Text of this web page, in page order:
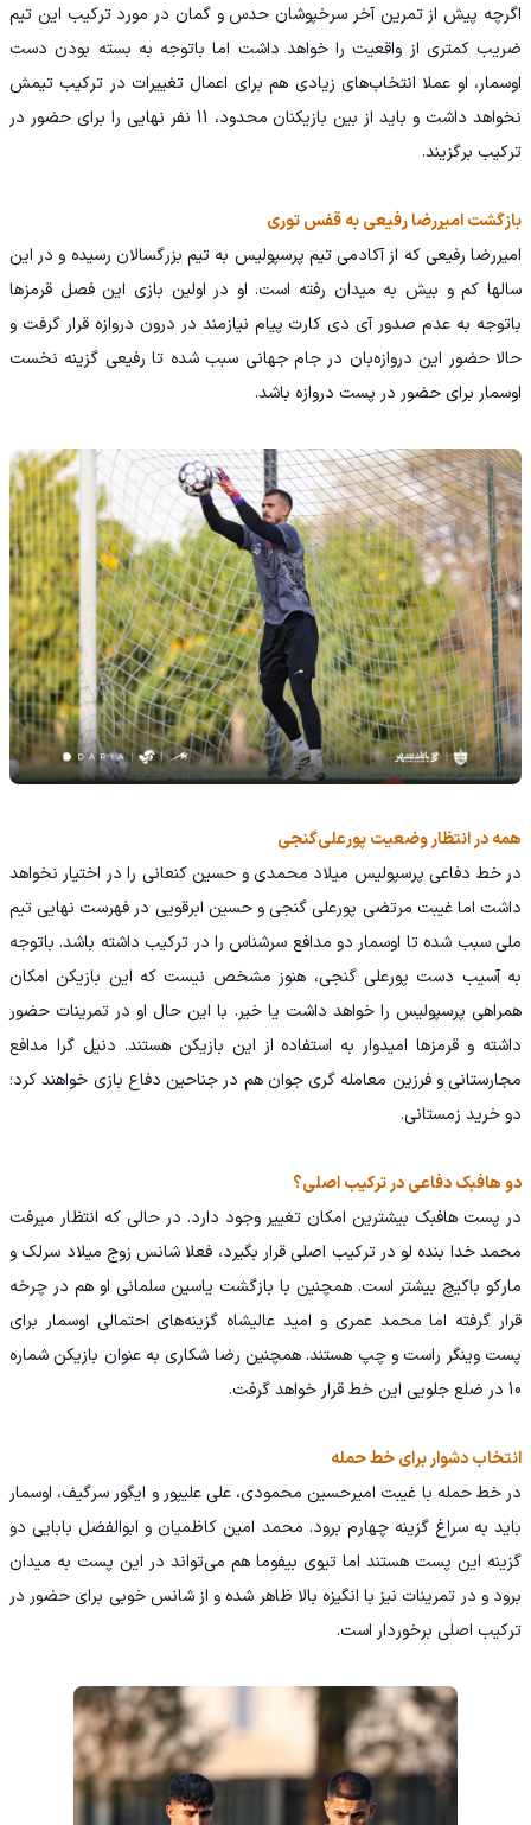
اگرچه پیش از تمرین آخر سرخپوشان حدس و گمان در مورد ترکیب این تیم
ضریب کمتری از واقعیت را خواهد داشت اما باتوجه به بسته بودن دست
اوسمار، او عملا انتخاب‌های زیادی هم برای اعمال تغییرات در ترکیب تیمش
نخواهد داشت و باید از بین بازیکنان محدود، 11 نفر نهایی را برای حضور در
ترکیب برگزیند.
بازگشت امیررضا رفیعی به قفس توری
امیررضا رفیعی که از آکادمی تیم پرسپولیس به تیم بزرگسالان رسیده و در این
سالها کم و بیش به میدان رفته است. او در اولین بازی این فصل قرمزها
باتوجه به عدم صدور آی دی کارت پیام نیازمند در درون دروازه قرار گرفت و
حالا حضور این دروازه‌بان در جام جهانی سبب شده تا رفیعی گزینه نخست
اوسمار برای حضور در پست دروازه باشد.
همه در انتظار وضعیت پورعلی‌گنجی
در خط دفاعی پرسپولیس میلاد محمدی و حسین کنعانی را در اختیار نخواهد
داشت اما غیبت مرتضی پورعلی گنجی و حسین ابرقویی در فهرست نهایی تیم
ملی سبب شده تا اوسمار دو مدافع سرشناس را در ترکیب داشته باشد. باتوجه
به آسیب دست پورعلی گنجی، هنوز مشخص نیست که این بازیکن امکان
همراهی پرسپولیس را خواهد داشت یا خیر. با این حال او در تمرینات حضور
داشته و قرمزها امیدوار به استفاده از این بازیکن هستند. دنیل گرا مدافع
مجارستانی و فرزین معامله گری جوان هم در جناحین دفاع بازی خواهند کرد؛
دو خرید زمستانی.
دو هافبک دفاعی در ترکیب اصلی؟
در پست هافبک بیشترین امکان تغییر وجود دارد. در حالی که انتظار میرفت
محمد خدا بنده لو در ترکیب اصلی قرار بگیرد، فعلا شانس زوج میلاد سرلک و
مارکو باکیچ بیشتر است. همچنین با بازگشت یاسین سلمانی او هم در چرخه
قرار گرفته اما محمد عمری و امید عالیشاه گزینه‌های احتمالی اوسمار برای
پست وینگر راست و چپ هستند. همچنین رضا شکاری به عنوان بازیکن شماره
10 در ضلع جلویی این خط قرار خواهد گرفت.
انتخاب دشوار برای خط حمله
در خط حمله با غیبت امیرحسین محمودی، علی علیپور و ایگور سرگیف، اوسمار
باید به سراغ گزینه چهارم برود. محمد امین کاظمیان و ابوالفضل بابایی دو
گزینه این پست هستند اما تیوی بیفوما هم می‌تواند در این پست به میدان
برود و در تمرینات نیز با انگیزه بالا ظاهر شده و از شانس خوبی برای حضور در
ترکیب اصلی برخوردار است.